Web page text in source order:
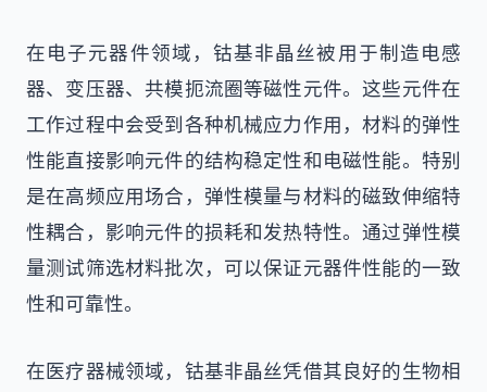
在电子元器件领域，钴基非晶丝被用于制造电感
器、变压器、共模扼流圈等磁性元件。这些元件在
工作过程中会受到各种机械应力作用，材料的弹性
性能直接影响元件的结构稳定性和电磁性能。特别
是在高频应用场合，弹性模量与材料的磁致伸缩特
性耦合，影响元件的损耗和发热特性。通过弹性模
量测试筛选材料批次，可以保证元器件性能的一致
性和可靠性。
在医疗器械领域，钴基非晶丝凭借其良好的生物相